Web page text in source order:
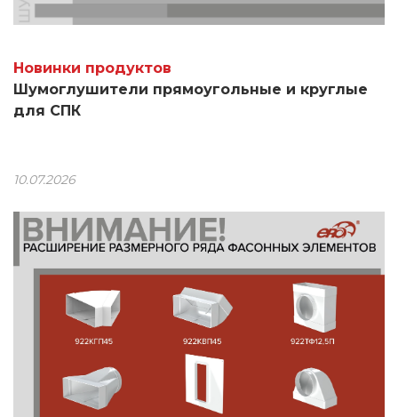
Новинки продуктов
Шумоглушители прямоугольные и круглые
для СПК
10.07.2026